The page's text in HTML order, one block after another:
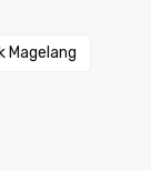
Magelang